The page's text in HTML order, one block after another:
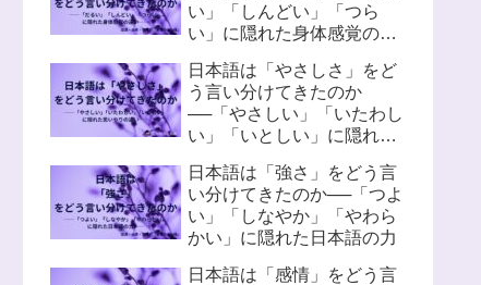
い」「しんどい」「つら
い」に隠れた身体感覚の違
日本語は「やさしさ」をど
う言い分けてきたのか
──「やさしい」「いたわし
い」「いとしい」に隠れた
日本語は「強さ」をどう言
い分けてきたのか──「つよ
い」「しなやか」「やわら
かい」に隠れた日本語の力
日本語は「感情」をどう言